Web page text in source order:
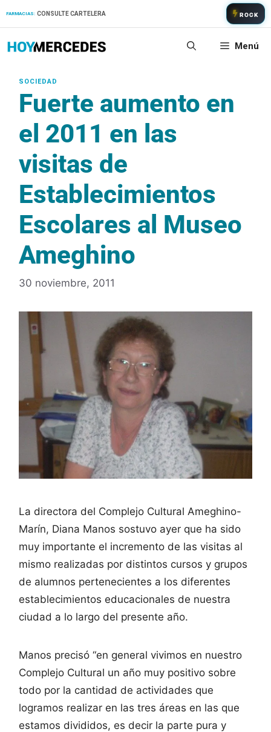
FARMACIAS: CONSULTE CARTELERA ROCK
Menú
Fuerte aumento en
el 2011 en las
visitas de
Establecimientos
Escolares al Museo
Ameghino
30 noviembre, 2011
La directora del Complejo Cultural Ameghino-
Marín, Diana Manos sostuvo ayer que ha sido
muy importante el incremento de las visitas al
mismo realizadas por distintos cursos y grupos
de alumnos pertenecientes a los diferentes
establecimientos educacionales de nuestra
ciudad a lo largo del presente año.
Manos precisó “en general vivimos en nuestro
Complejo Cultural un año muy positivo sobre
todo por la cantidad de actividades que
logramos realizar en las tres áreas en las que
estamos divididos, es decir la parte pura y